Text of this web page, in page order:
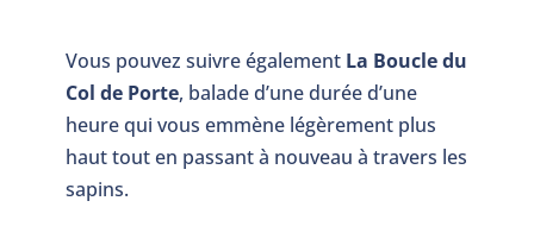
Vous pouvez suivre également La Boucle du
Col de Porte, balade d’une durée d’une
heure qui vous emmène légèrement plus
haut tout en passant à nouveau à travers les
sapins.